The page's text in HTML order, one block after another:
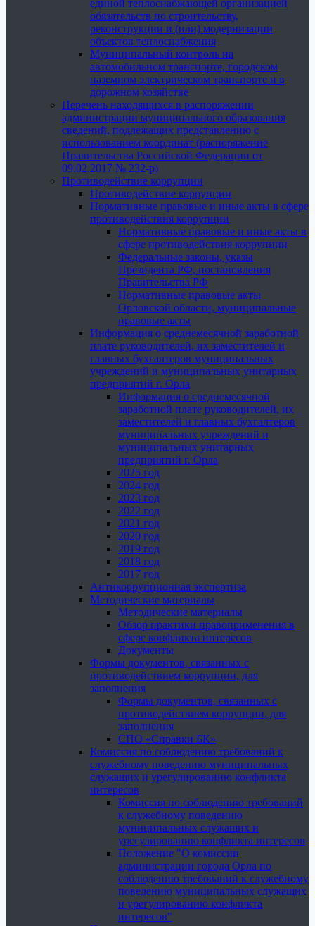
единой теплоснабжающей организацией
обязательств по строительству,
реконструкции и (или) модернизации
объектов теплоснабжения
Муниципальный контроль на
автомобильном транспорте, городском
наземном электрическом транспорте и в
дорожном хозяйстве
Перечень находящихся в распоряжении
администрации муниципального образования
сведений, подлежащих представлению с
использованием координат (распоряжение
Правительства Российской Федерации от
09.02.2017 № 232-р)
Противодействие коррупции
Противодействие коррупции
Нормативные правовые и иные акты в сфере
противодействия коррупции
Нормативные правовые и иные акты в
сфере противодействия коррупции
Федеральные законы, указы
Президента РФ, постановления
Правительства РФ
Нормативные правовые акты
Орловской области, муниципальные
правовые акты
Информация о среднемесячной заработной
плате руководителей, их заместителей и
главных бухгалтеров муниципальных
учреждений и муниципальных унитарных
предприятий г. Орла
Информация о среднемесячной
заработной плате руководителей, их
заместителей и главных бухгалтеров
муниципальных учреждений и
муниципальных унитарных
предприятий г. Орла
2025 год
2024 год
2023 год
2022 год
2021 год
2020 год
2019 год
2018 год
2017 год
Антикоррупционная экспертиза
Методические материалы
Методические материалы
Обзор практики правоприменения в
сфере конфликта интересов
Документы
Формы документов, связанных с
противодействием коррупции, для
заполнения
Формы документов, связанных с
противодействием коррупции, для
заполнения
СПО «Справки БК»
Комиссия по соблюдению требований к
служебному поведению муниципальных
служащих и урегулированию конфликта
интересов
Комиссия по соблюдению требований
к служебному поведению
муниципальных служащих и
урегулированию конфликта интересов
Положение "О комиссии
администрации города Орла по
соблюдению требований к служебному
поведению муниципальных служащих
и урегулированию конфликта
интересов"